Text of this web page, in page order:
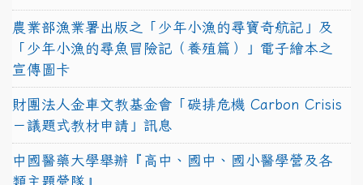
農業部漁業署出版之「少年小漁的尋寶奇航記」及
「少年小漁的尋魚冒險記（養殖篇）」電子繪本之
宣傳圖卡
財團法人金車文教基金會「碳排危機 Carbon Crisis
－議題式教材申請」訊息
中國醫藥大學舉辦『高中、國中、國小醫學營及各
類主題營隊』